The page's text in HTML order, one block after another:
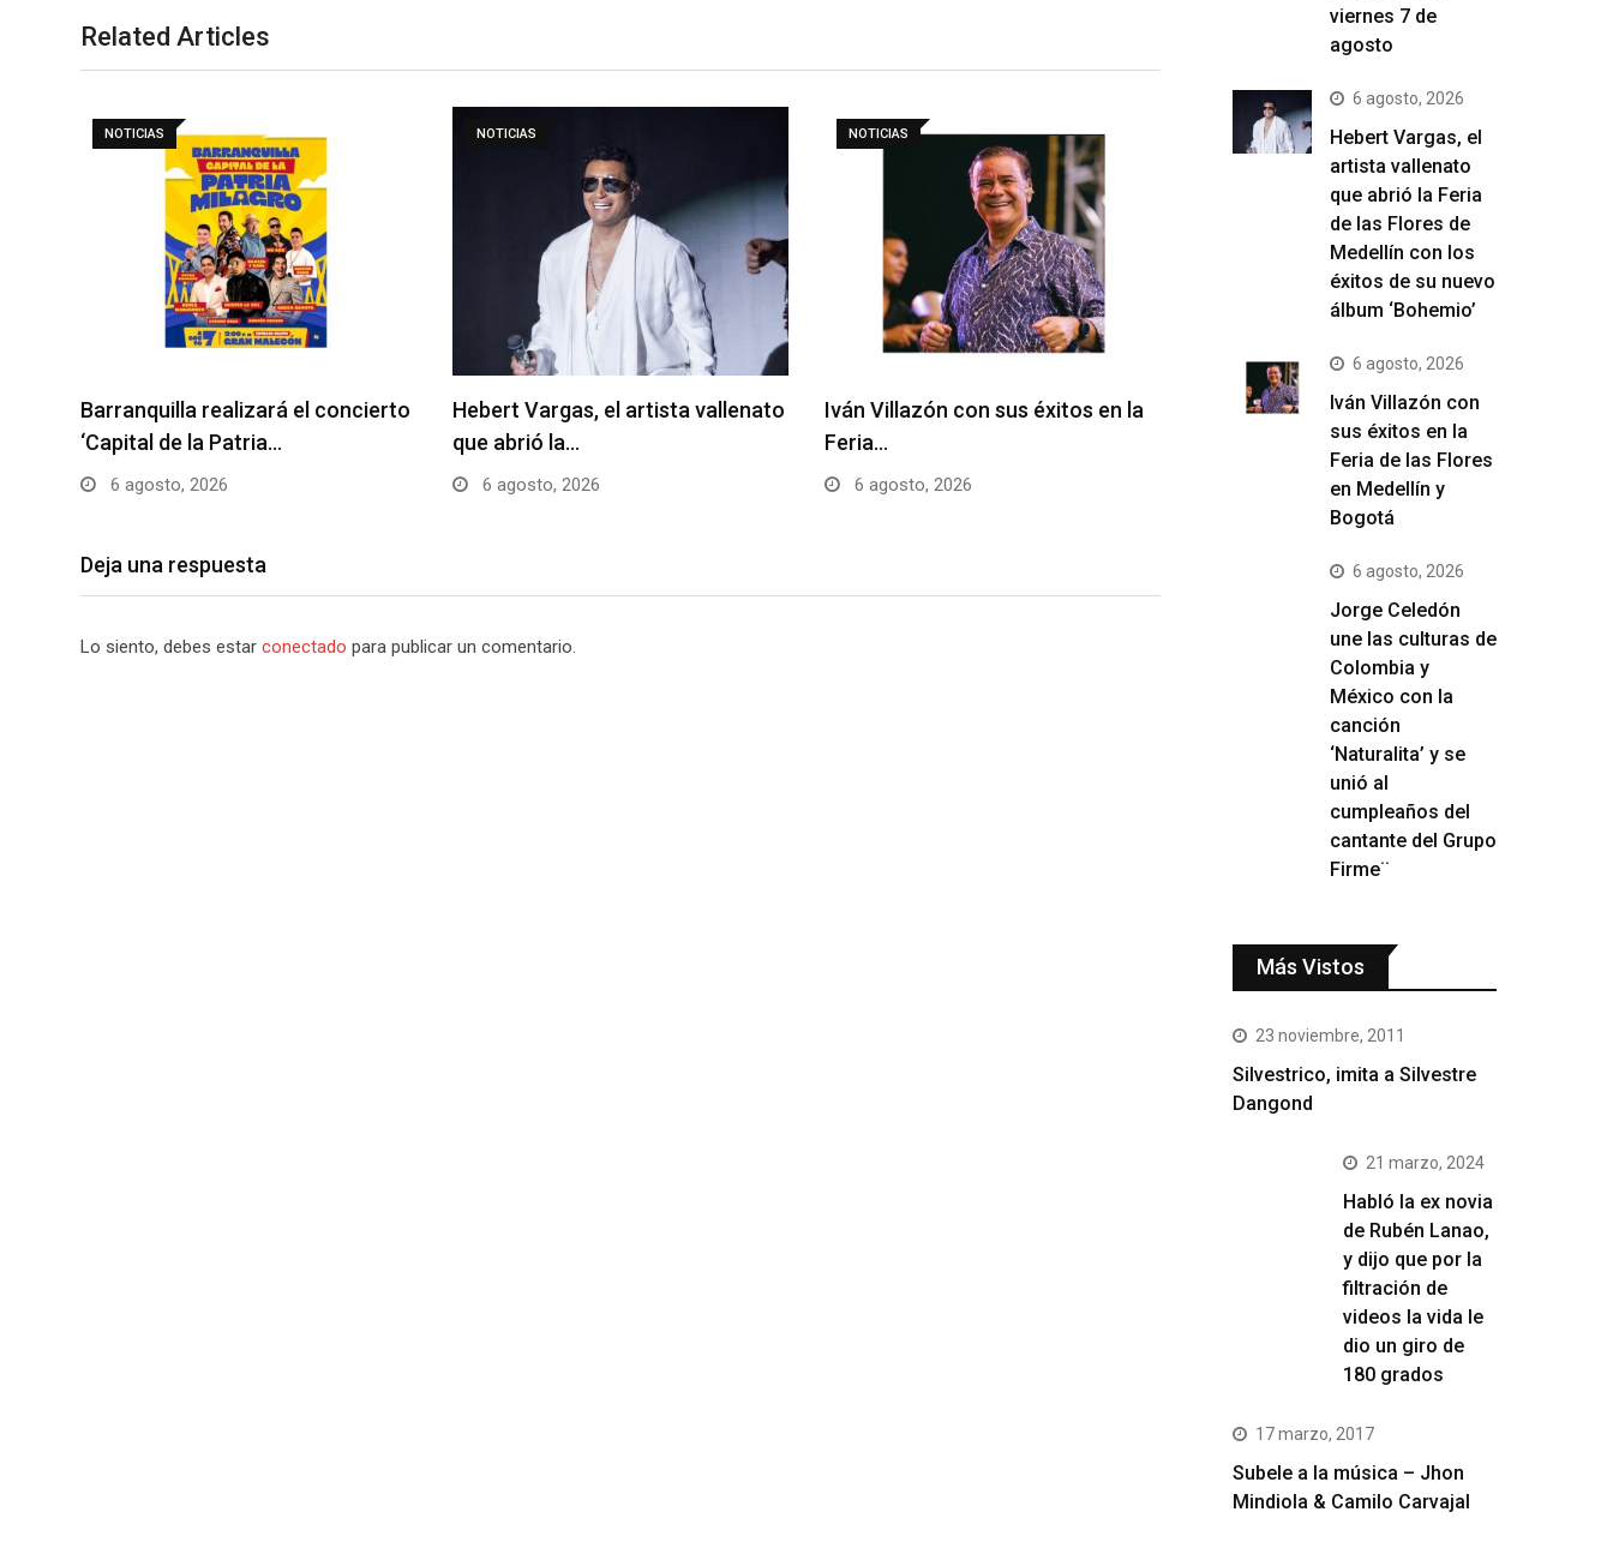
Related Articles
NOTICIAS
Barranquilla realizará el concierto
‘Capital de la Patria…
6 agosto, 2026
NOTICIAS
Hebert Vargas, el artista vallenato
que abrió la…
6 agosto, 2026
NOTICIAS
Iván Villazón con sus éxitos en la
Feria…
6 agosto, 2026
Deja una respuesta
Lo siento, debes estar conectado para publicar un comentario.
viernes 7 de
agosto
6 agosto, 2026
Hebert Vargas, el
artista vallenato
que abrió la Feria
de las Flores de
Medellín con los
éxitos de su nuevo
álbum ‘Bohemio’
6 agosto, 2026
Iván Villazón con
sus éxitos en la
Feria de las Flores
en Medellín y
Bogotá
6 agosto, 2026
Jorge Celedón
une las culturas de
Colombia y
México con la
canción
‘Naturalita’ y se
unió al
cumpleaños del
cantante del Grupo
Firme¨
Más Vistos
23 noviembre, 2011
Silvestrico, imita a Silvestre
Dangond
21 marzo, 2024
Habló la ex novia
de Rubén Lanao,
y dijo que por la
filtración de
videos la vida le
dio un giro de
180 grados
17 marzo, 2017
Subele a la música – Jhon
Mindiola & Camilo Carvajal